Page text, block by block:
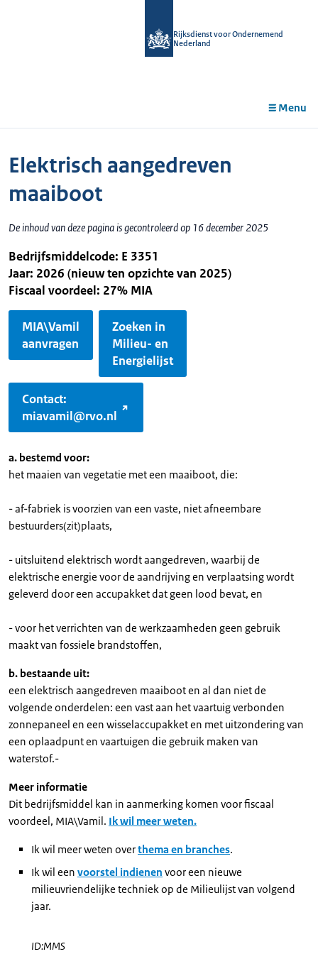
Rijksdienst voor Ondernemend
Nederland
Menu
Elektrisch aangedreven
maaiboot
De inhoud van deze pagina is gecontroleerd op 16 december 2025
Bedrijfsmiddelcode: E 3351
Jaar: 2026 (nieuw ten opzichte van 2025)
Fiscaal voordeel: 27% MIA
MIA\Vamil
aanvragen
Zoeken in
Milieu- en
Energielijst
Contact:
miavamil@rvo.nl
a. bestemd voor:
het maaien van vegetatie met een maaiboot, die:
- af-fabriek is voorzien van een vaste, niet afneembare
bestuurders(zit)plaats,
- uitsluitend elektrisch wordt aangedreven, waarbij de
elektrische energie voor de aandrijving en verplaatsing wordt
geleverd door een accupakket dat geen lood bevat, en
- voor het verrichten van de werkzaamheden geen gebruik
maakt van fossiele brandstoffen,
b. bestaande uit:
een elektrisch aangedreven maaiboot en al dan niet de
volgende onderdelen: een vast aan het vaartuig verbonden
zonnepaneel en een wisselaccupakket en met uitzondering van
een oplaadpunt en vaartuigen die gebruik maken van
waterstof.-
Meer informatie
Dit bedrijfsmiddel kan in aanmerking komen voor fiscaal
voordeel, MIA\Vamil. Ik wil meer weten.
Ik wil meer weten overthema en branches.
Ik wil een voorstel indienen voor een nieuwe
milieuvriendelijke techniek op de Milieulijst van volgend
jaar.
ID:MMS